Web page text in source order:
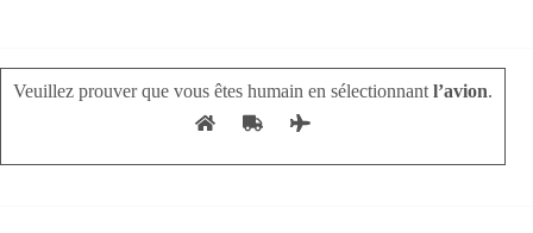
Veuillez prouver que vous êtes humain en sélectionnant l’avion.